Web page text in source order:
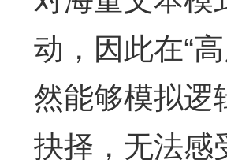
动，因此在“
然能够模拟逻
抉择，无法感